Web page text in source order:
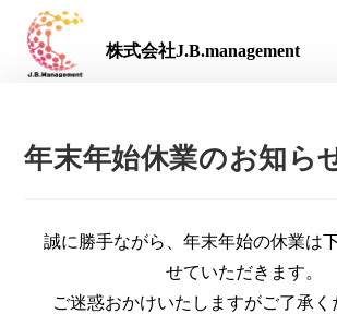
株式会社J.B.management
年末年始休業のお知ら
誠に勝手ながら、年末年始の休業は
せていただきま す。
ご迷惑おかけいたしますがご了承く